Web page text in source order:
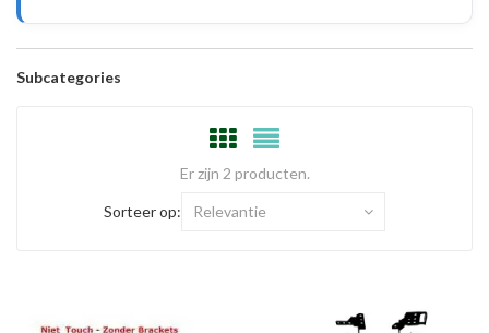
Subcategories
Er zijn 2 producten.
Sorteer op: Relevantie